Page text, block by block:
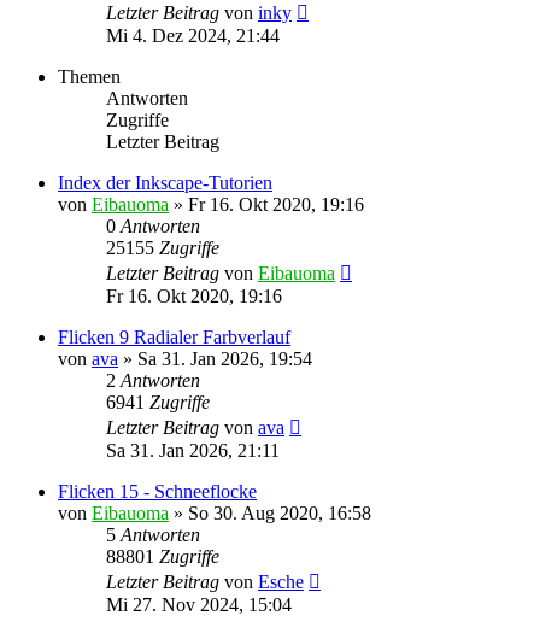
Letzter Beitrag von inky
Mi 4. Dez 2024, 21:44
Themen
Antworten
Zugriffe
Letzter Beitrag
Index der Inkscape-Tutorien
von Eibauoma » Fr 16. Okt 2020, 19:16
0 Antworten
25155 Zugriffe
Letzter Beitrag von Eibauoma
Fr 16. Okt 2020, 19:16
Flicken 9 Radialer Farbverlauf
von ava » Sa 31. Jan 2026, 19:54
2 Antworten
6941 Zugriffe
Letzter Beitrag von ava
Sa 31. Jan 2026, 21:11
Flicken 15 - Schneeflocke
von Eibauoma » So 30. Aug 2020, 16:58
5 Antworten
88801 Zugriffe
Letzter Beitrag von Esche
Mi 27. Nov 2024, 15:04